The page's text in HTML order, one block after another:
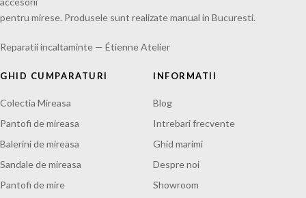
pentru mirese. Produsele sunt realizate manual in Bucuresti.
Reparatii incaltaminte — Étienne Atelier
GHID CUMPARATURI
Colectia Mireasa
Pantofi de mireasa
Balerini de mireasa
Sandale de mireasa
Pantofi de mire
INFORMATII
Blog
Intrebari frecvente
Ghid marimi
Despre noi
Showroom